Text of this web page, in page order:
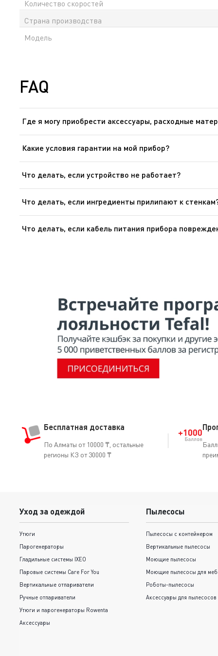
Количество скоростей
Страна производства
Модель
FAQ
Где я могу приобрести аксессуары, расходные
Пожалуйста, перейдите в раздел «Аксессуары» веб-
Какие условия гарантии на мой прибор?
Дополнительные сведения содержатся в разделе
Что делать, если устройство не работает?
После ознакомления с инструкциями по запуску
ней другое устройство. Если прибор не заработал,
обслуживания.
Что делать, если ингредиенты прилипают к
Если к стенке чаши прилипли кусочки продуктов
распределите их на дне чаши. Подключите прибор и
Что делать, если кабель питания прибора
Бесплатная доставка
По Алматы от 10000 ₸, остальные
регионы КЗ от 30000 ₸
Уход за одеждой
Утюги
Парогенераторы
Гладильные системы IXEO
Паровые системы Care For You
Вертикальные отпариватели
Ручные отпариватели
Утюги и парогенераторы Rowenta
Аксессуары
Пылесосы
Пылесосы с контейнером
Вертикальные пылесосы
Моющие пылесосы
Моющие пылесосы для
Роботы-пылесосы
Аксессуары для пылесосов